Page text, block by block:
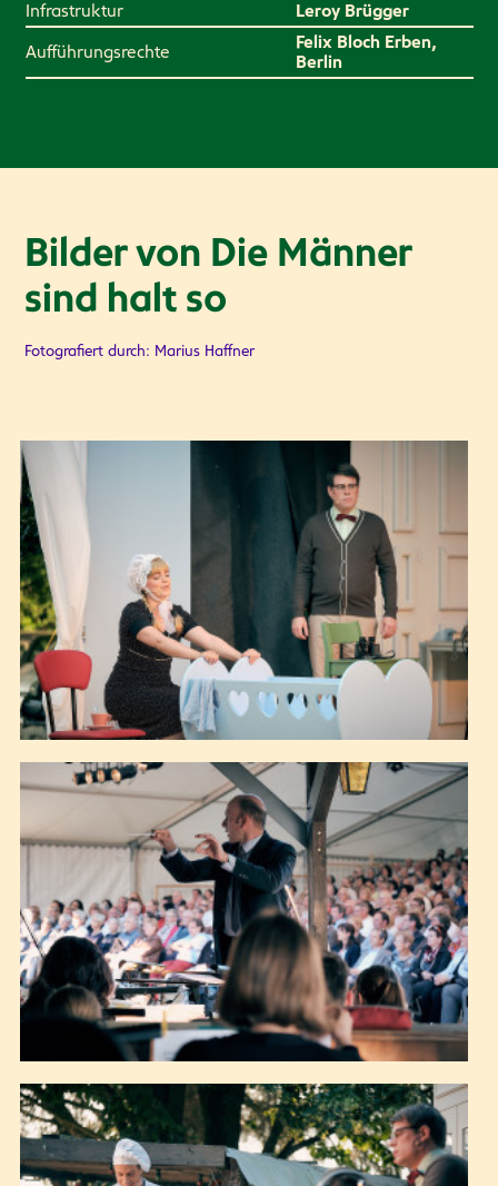
Infrastruktur
Leroy Brügger
Aufführungsrechte
Felix Bloch Erben,
Berlin
Bilder von Die Männer
sind halt so
Fotografiert durch: Marius Haffner